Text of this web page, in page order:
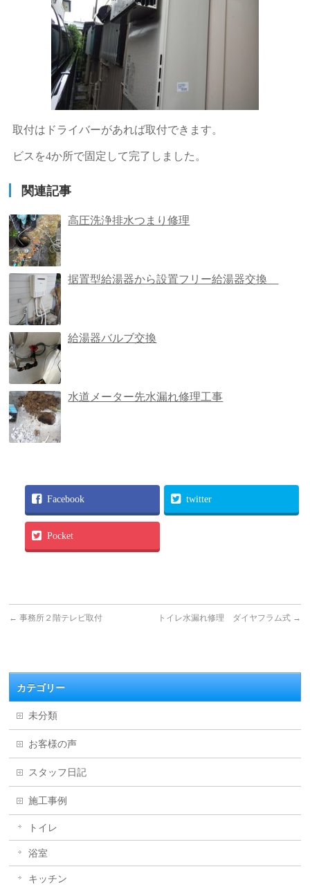
取付はドライバーがあれば取付できます。
ビスを4か所で固定して完了しました。
関連記事
高圧洗浄排水つまり修理
据置型給湯器から設置フリー給湯器交換
給湯器バルブ交換
水道メーター先水漏れ修理工事
Facebook twitter
Pocket
← 事務所２階テレビ取付 トイレ水漏れ修理 ダイヤフラム式 →
カテゴリー
未分類
お客様の声
スタッフ日記
施工事例
トイレ
浴室
キッチン